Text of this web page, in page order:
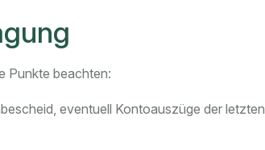
Punkte beachten:
eventuell Kontoauszüge der letzten